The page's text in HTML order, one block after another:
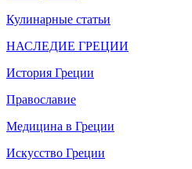
Кулинарные статьи
НАСЛЕДИЕ ГРЕЦИИ
История Греции
Православие
Медицина в Греции
Искусство Греции